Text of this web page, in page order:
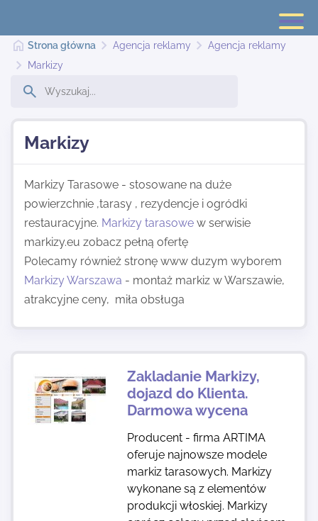
Dodaj stronę
Najnowsze
Strona główna Agencja reklamy
Agencja reklamy
Markizy
Markizy
Markizy Tarasowe - stosowane na duże
powierzchnie ,tarasy , rezydencje i ogródki
restauracyjne. Markizy tarasowe w serwisie
markizy.eu zobacz pełną ofertę
Polecamy również stronę www duzym wyborem
Markizy Warszawa - montaż markiz w Warszawie,
atrakcyjne ceny, miła obsługa
Zakladanie Markizy,
dojazd do Klienta.
Darmowa wycena
Producent - firma ARTIMA
oferuje najnowsze modele
markiz tarasowych. Markizy
wykonane są z elementów
produkcji włoskiej. Markizy